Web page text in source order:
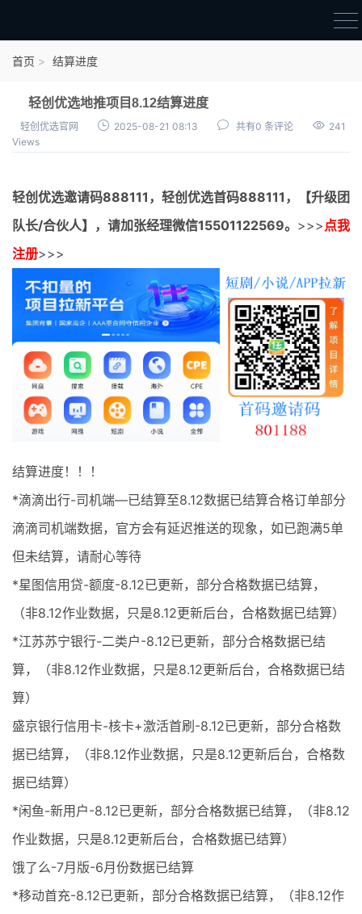
结算进度
团队长扶持
充场项目报价
无人直播
电商入门
最新通知
项目介绍
首页 结算进度
轻创优选地推项目8.12结算进度
轻创优选官网 2025-08-21 08:13 共有0 条评论
241
Views
轻创优选邀请码888111， 轻创优选首码888111，【升级团
队长/合伙人】，请加张经理微信15501122569。 >>>点我
注册>>>
结算进度！！！
*滴滴出行-司机端—已结算至8.12数据已结算合格订单部分
滴滴司机端数据，官方会有延迟推送的现象，如已跑满5单
但未结算，请耐心等待
*星图信用贷-额度-8.12已更新，部分合格数据已结算，
（非8.12作业数据，只是8.12更新后台，合格数据已结算）
*江苏苏宁银行-二类户-8.12已更新，部分合格数据已结
算，（非8.12作业数据，只是8.12更新后台，合格数据已结
算）
盛京银行信用卡-核卡+激活首刷-8.12已更新，部分合格数
据已结算，（非8.12作业数据，只是8.12更新后台，合格数
据已结算）
*闲鱼-新用户-8.12已更新，部分合格数据已结算，（非8.12
作业数据，只是8.12更新后台，合格数据已结算）
饿了么-7月版-6月份数据已结算
*移动首充-8.12已更新，部分合格数据已结算，（非8.12作